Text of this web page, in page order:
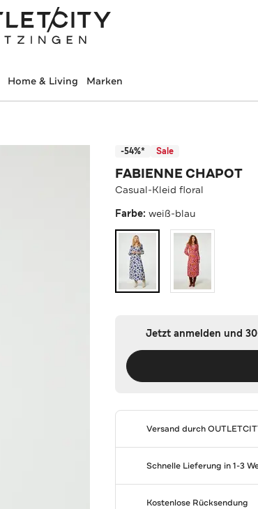
Home & Living Marken
-54%* Sale
FABIENNE CHAPOT
Casual-Kleid floral
Farbe:weiß-blau
Jetzt anmelden und
Versand durch
Schnelle Lieferung in 1-3
Kostenlose Rücksendung